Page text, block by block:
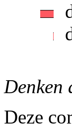
Denken
Deze